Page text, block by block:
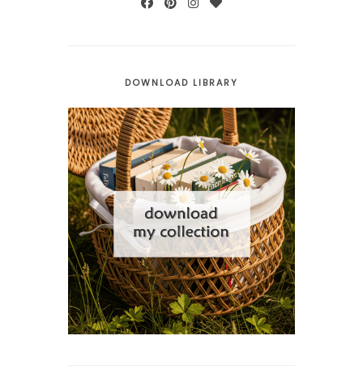
DOWNLOAD LIBRARY